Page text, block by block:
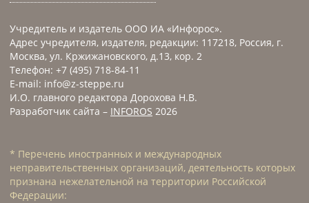
Учредитель и издатель ООО ИА «Инфорос».
Адрес учредителя, издателя, редакции: 117218, Россия, г.
Москва, ул. Кржижановского, д.13, кор. 2
Телефон: +7 (495) 718-84-11
E-mail: info@z-steppe.ru
И.О. главного редактора Дорохова Н.В.
Разработчик сайта – INFOROS 2026
* Перечень иностранных и международных
неправительственных организаций, деятельность которых
признана нежелательной на территории Российской
Федерации: